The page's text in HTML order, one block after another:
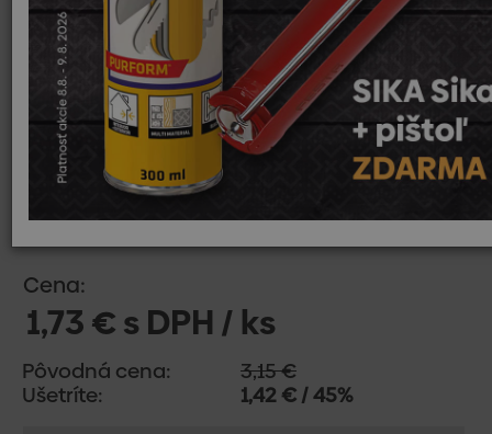
Cena:
1,73 € s DPH / ks
Pôvodná cena:
3,15 €
Ušetríte:
1,42 € / 45%